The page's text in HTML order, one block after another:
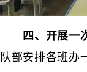
四、开展一
队部安排各班办